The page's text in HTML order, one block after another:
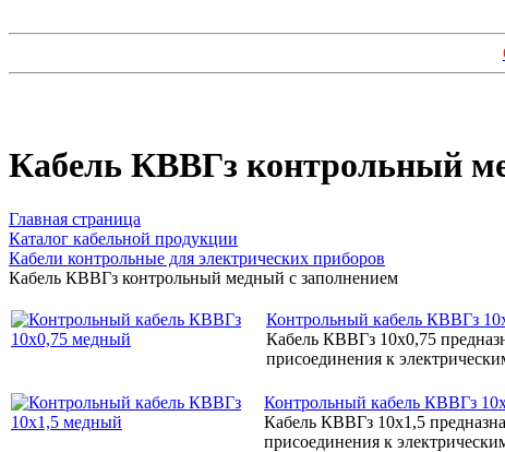
Кабель КВВГз контрольный
Главная страница
Каталог кабельной продукции
Кабели контрольные для электрических приборов
Кабель КВВГз контрольный медный с заполнением
Контрольный кабель КВВГз
Кабель КВВГз 10х0,75
присоединения к
Контрольный кабель КВВГз
Кабель КВВГз 10х1,5
присоединения к